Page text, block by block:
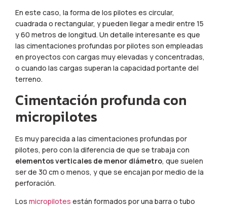
En este caso, la forma de los pilotes es circular,
cuadrada o rectangular, y pueden llegar a medir entre 15
y 60 metros de longitud. Un detalle interesante es que
las cimentaciones profundas por pilotes son empleadas
en proyectos con cargas muy elevadas y concentradas,
o cuando las cargas superan la capacidad portante del
terreno.
Cimentación profunda con
micropilotes
Es muy parecida a las cimentaciones profundas por
pilotes, pero con la diferencia de que se trabaja con
elementos verticales de menor diámetro, que suelen
ser de 30 cm o menos, y que se encajan por medio de la
perforación.
Los micropilotes están formados por una barra o tubo